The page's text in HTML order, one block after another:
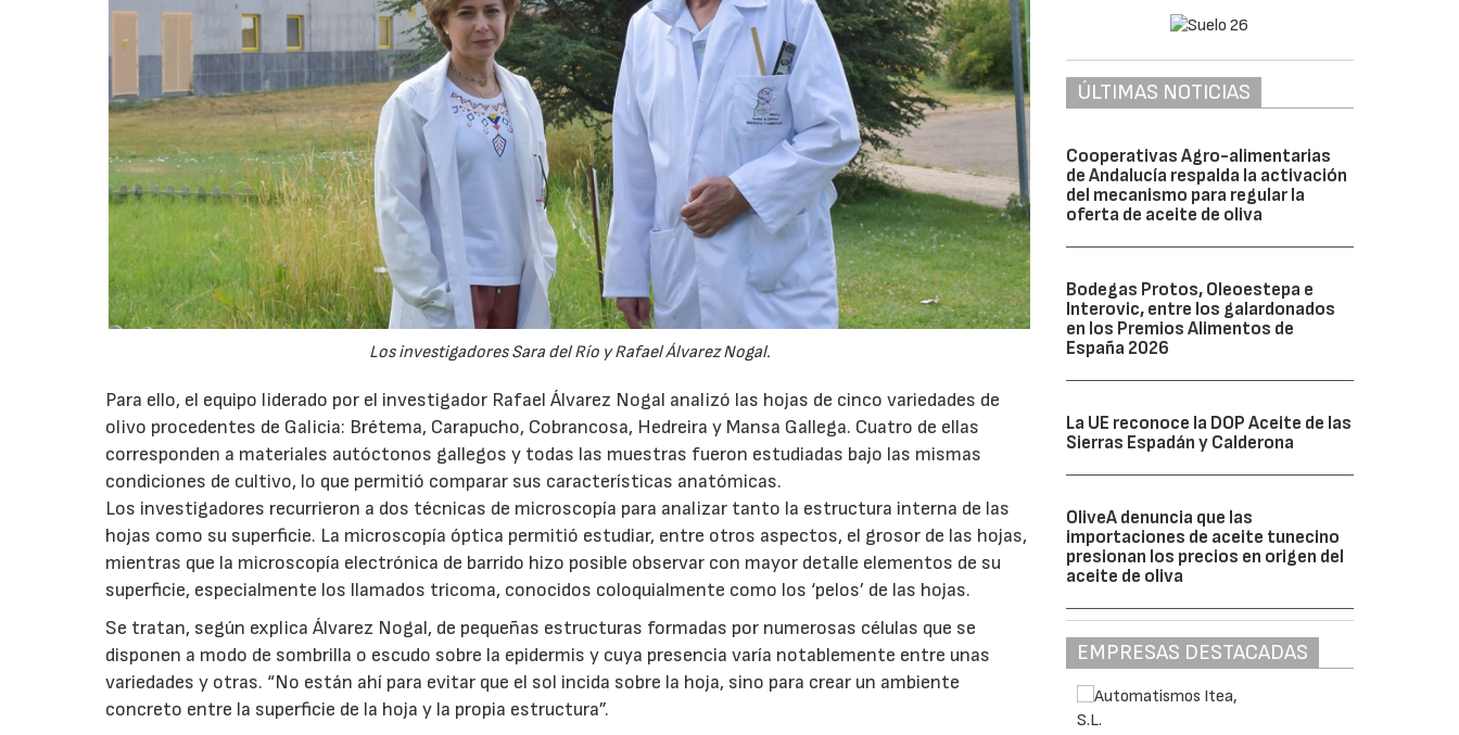
Los investigadores Sara del Río y Rafael Álvarez Nogal.
Para ello, el equipo liderado por el investigador Rafael Álvarez Nogal analizó las hojas de cinco variedades de
olivo procedentes de Galicia: Brétema, Carapucho, Cobrancosa, Hedreira y Mansa Gallega. Cuatro de ellas
corresponden a materiales autóctonos gallegos y todas las muestras fueron estudiadas bajo las mismas
condiciones de cultivo, lo que permitió comparar sus características anatómicas.
Los investigadores recurrieron a dos técnicas de microscopía para analizar tanto la estructura interna de las
hojas como su superficie. La microscopía óptica permitió estudiar, entre otros aspectos, el grosor de las hojas,
mientras que la microscopía electrónica de barrido hizo posible observar con mayor detalle elementos de su
superficie, especialmente los llamados tricoma, conocidos coloquialmente como los ‘pelos’ de las hojas.
Se tratan, según explica Álvarez Nogal, de pequeñas estructuras formadas por numerosas células que se
disponen a modo de sombrilla o escudo sobre la epidermis y cuya presencia varía notablemente entre unas
variedades y otras. “No están ahí para evitar que el sol incida sobre la hoja, sino para crear un ambiente
concreto entre la superficie de la hoja y la propia estructura”.
ÚLTIMAS NOTICIAS
Cooperativas Agro-alimentarias
de Andalucía respalda la activación
del mecanismo para regular la
oferta de aceite de oliva
Bodegas Protos, Oleoestepa e
Interovic, entre los galardonados
en los Premios Alimentos de
España 2026
La UE reconoce la DOP Aceite de las
Sierras Espadán y Calderona
OliveA denuncia que las
importaciones de aceite tunecino
presionan los precios en origen del
aceite de oliva
EMPRESAS DESTACADAS